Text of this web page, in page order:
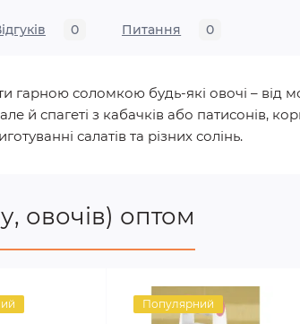
0 Питання 0
гарною соломкою будь-які овочі – від
й спагеті з кабачків або патисонів,
салатів та різних солінь.
овочів) оптом
Популярний